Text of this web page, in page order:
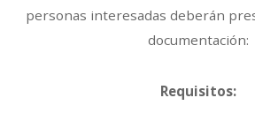
personas interesadas deberán
documentación:
Requisitos: